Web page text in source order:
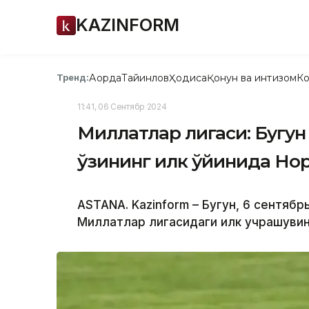
KAZINFORM
Тренд:АқордаТайинловҲодисаҚонун ва интизом
11:41, 06 Сентябр 2024
Миллатлар лигаси:
ўзининг илк ўйинида
ASTANA. Kazinform – Бугун, 6
Миллатлар лигасидаги илк